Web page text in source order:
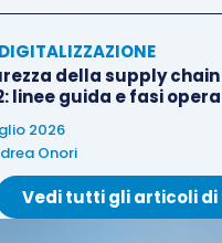
della supply
linee guida e fasi
2026
Onori
Vedi tutti gli articoli di